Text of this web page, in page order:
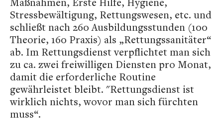
Stressbewältigung, Rettungswesen, etc. und
schließt nach 260 Ausbildungsstunden (100
Theorie, 160 Praxis) als „Rettungssanitäter“
ab. Im Rettungsdienst verpflichtet man sich
zu ca. zwei freiwilligen Diensten pro Monat,
damit die erforderliche Routine
gewährleistet bleibt. "Rettungsdienst ist
wirklich nichts, wovor man sich fürchten
muss“.